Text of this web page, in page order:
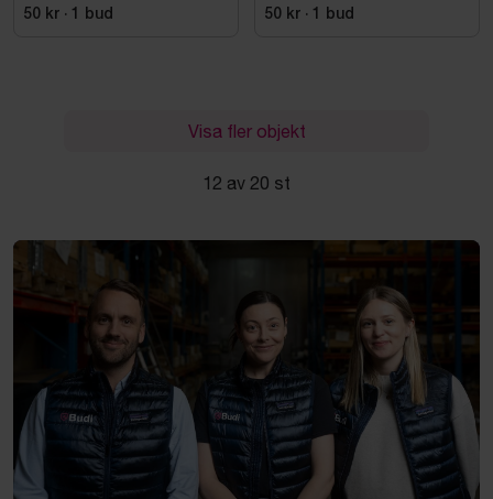
50 kr · 1 bud 50 kr · 1 bud
Visa fler objekt
12 av 20 st